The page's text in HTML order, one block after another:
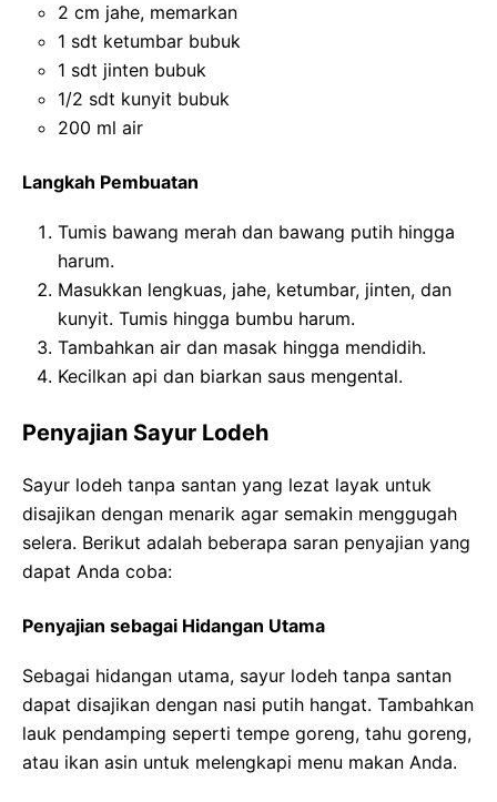
2 cm jahe, memarkan
1 sdt ketumbar bubuk
1 sdt jinten bubuk
1/2 sdt kunyit bubuk
200 ml air
Langkah Pembuatan
Tumis bawang merah dan bawang putih hingga
harum.
Masukkan lengkuas, jahe, ketumbar, jinten, dan
kunyit. Tumis hingga bumbu harum.
Tambahkan air dan masak hingga mendidih.
Kecilkan api dan biarkan saus mengental.
Penyajian Sayur Lodeh
Sayur lodeh tanpa santan yang lezat layak untuk
disajikan dengan menarik agar semakin menggugah
selera. Berikut adalah beberapa saran penyajian yang
dapat Anda coba:
Penyajian sebagai Hidangan Utama
Sebagai hidangan utama, sayur lodeh tanpa santan
dapat disajikan dengan nasi putih hangat. Tambahkan
lauk pendamping seperti tempe goreng, tahu goreng,
atau ikan asin untuk melengkapi menu makan Anda.